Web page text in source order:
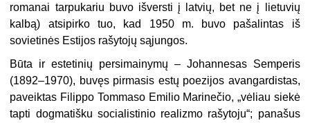
romanai tarpukariu buvo išversti į latvių, bet ne į lietuvių
kalbą) atsipirko tuo, kad 1950 m. buvo pašalintas iš
sovietinės Estijos rašytojų sąjungos.
Būta ir estetinių persimainymų – Johannesas Semperis
(1892–1970), buvęs pirmasis estų poezijos avangardistas,
paveiktas Filippo Tommaso Emilio Marinečio, „vėliau siekė
tapti dogmatišku socialistinio realizmo rašytoju“; panašus